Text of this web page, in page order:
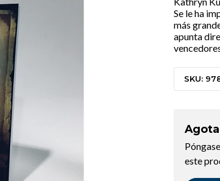
Se le ha
más
apunta
SKU:
este